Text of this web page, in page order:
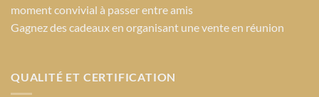
moment convivial à passer entre amis
Gagnez des cadeaux en organisant une vente en réunion
QUALITÉ ET CERTIFICATION